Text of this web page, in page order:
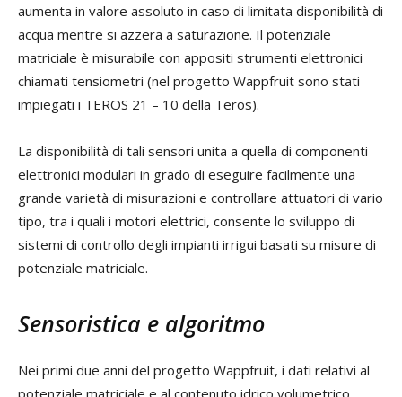
aumenta in valore assoluto in caso di limitata disponibilità di
acqua mentre si azzera a saturazione. Il potenziale
matriciale è misurabile con appositi strumenti elettronici
chiamati tensiometri (nel progetto Wappfruit sono stati
impiegati i TEROS 21 – 10 della Teros).
La disponibilità di tali sensori unita a quella di componenti
elettronici modulari in grado di eseguire facilmente una
grande varietà di misurazioni e controllare attuatori di vario
tipo, tra i quali i motori elettrici, consente lo sviluppo di
sistemi di controllo degli impianti irrigui basati su misure di
potenziale matriciale.
Sensoristica e algoritmo
Nei primi due anni del progetto Wappfruit, i dati relativi al